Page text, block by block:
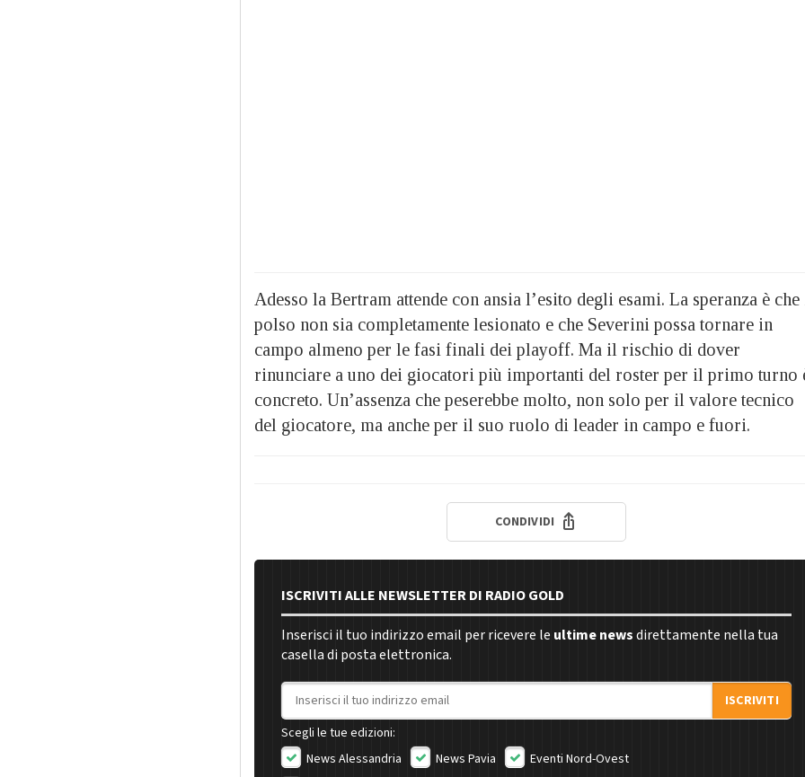
Adesso la Bertram attende con ansia l’esito degli esami. La speranza è
polso non sia completamente lesionato e che Severini possa tornare in
campo almeno per le fasi finali dei playoff. Ma il rischio di dover
rinunciare a uno dei giocatori più importanti del roster per il primo turno
concreto. Un’assenza che peserebbe molto, non solo per il valore tecnico
del giocatore, ma anche per il suo ruolo di leader in campo e fuori.
CONDIVIDI
ISCRIVITI ALLE NEWSLETTER DI RADIO GOLD
Inserisci il tuo indirizzo email per ricevere le ultime newsdirettamente nella tua
casella di posta elettronica.
Indirizzo email
ISCRIVITI
Scegli le tue edizioni:
News Alessandria
News Pavia
Eventi Nord-Ovest